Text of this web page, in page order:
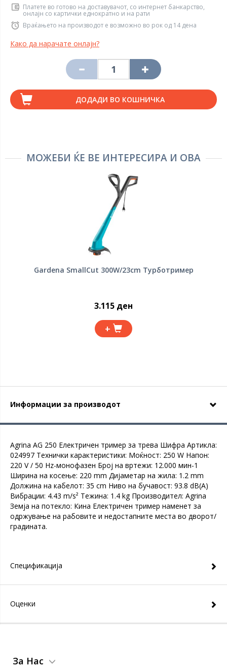
Платете во готово на доставувачот, со интернет банкарство,
онлајн со картички еднократно и на рати
Враќањето на производот е возможно во рок од 14 дена
Како да нарачате онлајн?
ДОДАДИ ВО КОШНИЧКА
МОЖЕБИ ЌЕ ВЕ ИНТЕРЕСИРА И ОВА
Gardena SmallCut 300W/23cm Турботример
3.115 ден
+
Информации за производот
Agrina AG 250 Електричен тример за трева Шифра Артикла:
024997 Технички карактеристики: Моќност: 250 W Напон:
220 V / 50 Hz-монофазен Број на вртежи: 12.000 мин-1
Ширина на косење: 220 mm Дијаметар на жила: 1.2 mm
Должина на кабелот: 35 cm Ниво на бучавост: 93.8 dB(A)
Вибрации: 4.43 m/s² Teжина: 1.4 kg Производител: Agrina
Земја на потекло: Кина Електричен тример наменет за
одржување на рабовите и недостапните места во дворот/
градината.
Спецификација
Оценки
За Нас